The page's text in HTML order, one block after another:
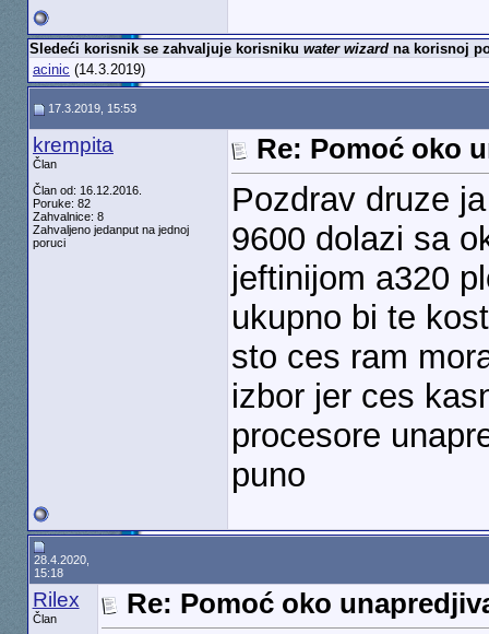
Sledeći korisnik se zahvaljuje korisniku water wizardna korisnoj
acinic (14.3.2019)
17.3.2019, 15:53
krempita
Član
Član od: 16.12.2016.
Poruke: 82
Zahvalnice: 8
Zahvaljeno jedanput na jednoj
poruci
Re: Pomoć oko
Pozdrav druze
9600 dolazi sa
jeftinijom a320
ukupno bi te
sto ces ram
izbor jer ces
procesore
puno
28.4.2020,
15:18
Rilex
Član
Re: Pomoć oko